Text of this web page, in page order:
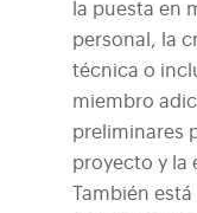
la puesta en
personal, la
técnica o
miembro
preliminares
proyecto y la
También